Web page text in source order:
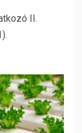
II.